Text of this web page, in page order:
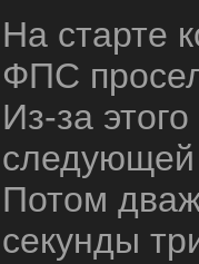
На старте
ФПС
Из-за
Потом
секунды